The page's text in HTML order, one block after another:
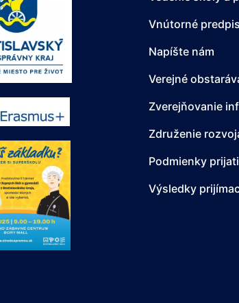
Vnútorné
Napíšte nám
Verejné
Zverejňovanie
Združenie
Podmienky
Výsledky